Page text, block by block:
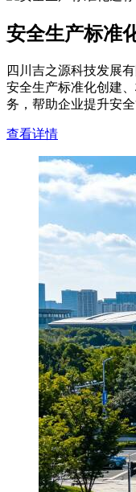
安全生产标准
四川吉之源科技发展
安全生产标准化创建
务，帮助企业提升安
查看详情